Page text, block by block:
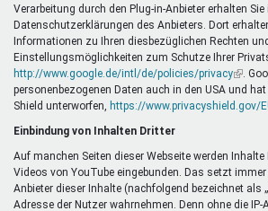
Verarbeitung durch den Plug-in-Anbieter erhalten Sie
Datenschutzerklärungen des Anbieters. Dort
Informationen zu Ihren diesbezüglichen Rechten und
Einstellungsmöglichkeiten zum Schutze Ihrer
http://www.google.de/intl/de/policies/privacy(Link
ist
extern)
.
personenbezogenen Daten auch in den USA und
Shield unterworfen,
https://www.privacyshield.gov/
Einbindung von Inhalten Dritter
Auf manchen Seiten dieser Webseite werden Inhalte
Videos von YouTube eingebunden. Das setzt
Anbieter dieser Inhalte (nachfolgend bezeichnet als
Adresse der Nutzer wahrnehmen. Denn ohne die